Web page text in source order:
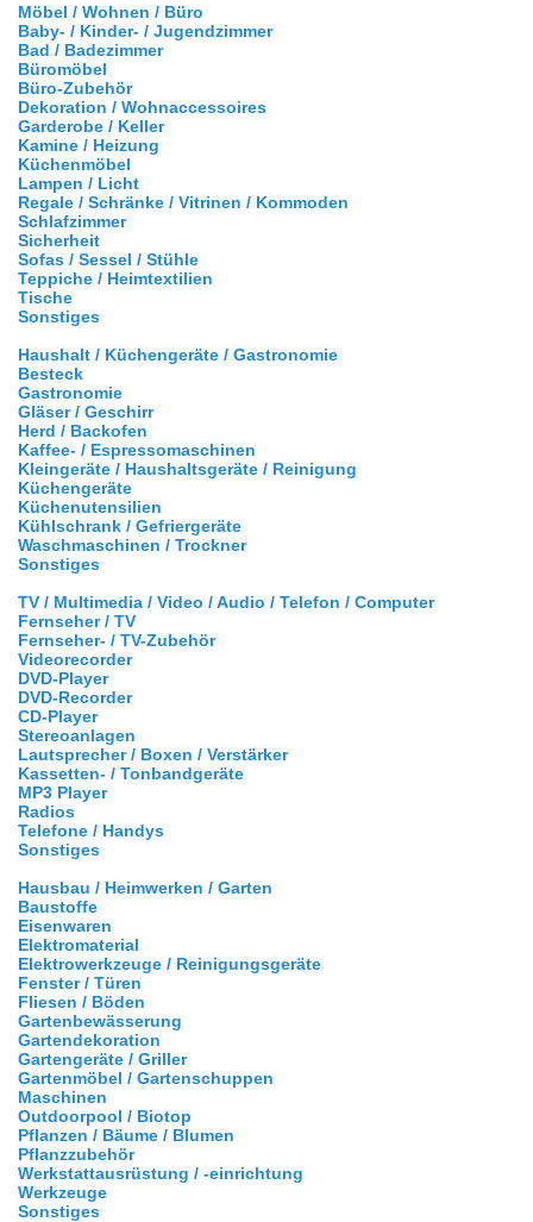
Möbel / Wohnen / Büro
Baby- / Kinder- / Jugendzimmer
Bad / Badezimmer
Büromöbel
Büro-Zubehör
Dekoration / Wohnaccessoires
Garderobe / Keller
Kamine / Heizung
Küchenmöbel
Lampen / Licht
Regale / Schränke / Vitrinen / Kommoden
Schlafzimmer
Sicherheit
Sofas / Sessel / Stühle
Teppiche / Heimtextilien
Tische
Sonstiges
Haushalt / Küchengeräte / Gastronomie
Besteck
Gastronomie
Gläser / Geschirr
Herd / Backofen
Kaffee- / Espressomaschinen
Kleingeräte / Haushaltsgeräte / Reinigung
Küchengeräte
Küchenutensilien
Kühlschrank / Gefriergeräte
Waschmaschinen / Trockner
Sonstiges
TV / Multimedia / Video / Audio / Telefon / Computer
Fernseher / TV
Fernseher- / TV-Zubehör
Videorecorder
DVD-Player
DVD-Recorder
CD-Player
Stereoanlagen
Lautsprecher / Boxen / Verstärker
Kassetten- / Tonbandgeräte
MP3 Player
Radios
Telefone / Handys
Sonstiges
Hausbau / Heimwerken / Garten
Baustoffe
Eisenwaren
Elektromaterial
Elektrowerkzeuge / Reinigungsgeräte
Fenster / Türen
Fliesen / Böden
Gartenbewässerung
Gartendekoration
Gartengeräte / Griller
Gartenmöbel / Gartenschuppen
Maschinen
Outdoorpool / Biotop
Pflanzen / Bäume / Blumen
Pflanzzubehör
Werkstattausrüstung / -einrichtung
Werkzeuge
Sonstiges